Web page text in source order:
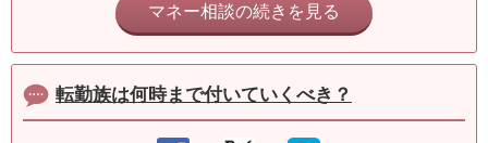
マネー相談の続きを見る
転勤族は何時まで付いていくべき？